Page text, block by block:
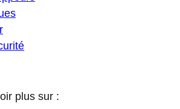
plus sur :